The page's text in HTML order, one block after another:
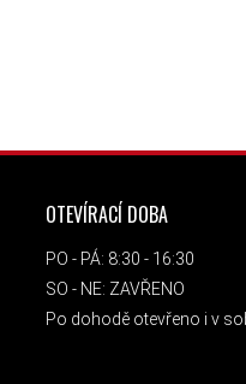
OTEVÍRACÍ DOBA
PO - PÁ: 8:30 - 16:30
SO - NE: ZAVŘENO
Po dohodě otevřeno i v